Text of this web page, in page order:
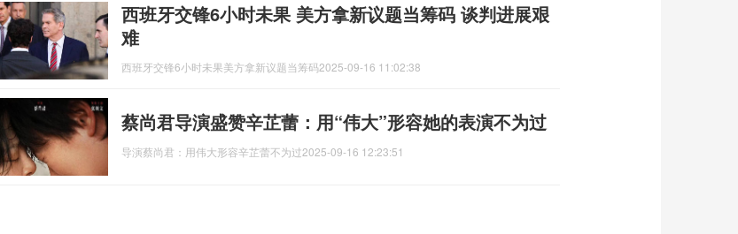
西班牙交锋6小时未果 美方拿新议题当筹码 谈判进展艰
难
西班牙交锋6小时未果美方拿新议题当筹码2025-09-16 11:02:38
蔡尚君导演盛赞辛芷蕾：用“伟大”形容她的表演不为过
导演蔡尚君：用伟大形容辛芷蕾不为过2025-09-16 12:23:51